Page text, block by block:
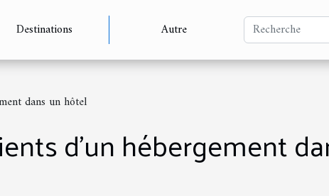
Destinations Autre
dans un hôtel
d’un hébergement